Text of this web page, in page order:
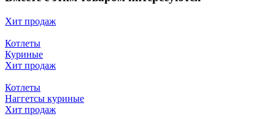
Хит продаж
Котлеты
Куриные
Хит продаж
Котлеты
Наггетсы куриные
Хит продаж